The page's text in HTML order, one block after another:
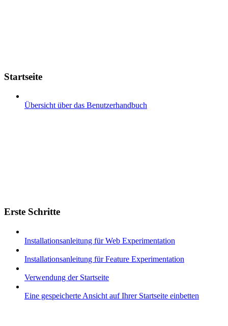
Startseite
Übersicht über das Benutzerhandbuch
Erste Schritte
Installationsanleitung für Web Experimentation
Installationsanleitung für Feature Experimentation
Verwendung der Startseite
Eine gespeicherte Ansicht auf Ihrer Startseite einbetten